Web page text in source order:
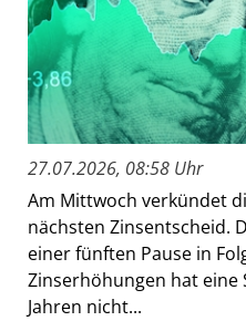
27.07.2026, 08:58 Uhr
Am Mittwoch verkündet
nächsten Zinsentscheid.
einer fünften Pause in
Zinserhöhungen hat eine
Jahren nicht...